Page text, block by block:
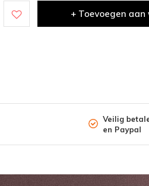
+ Toevoegen
Veilig
en Paypal